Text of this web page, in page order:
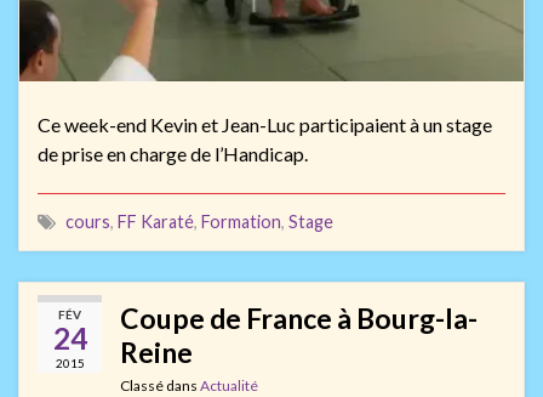
Ce week-end Kevin et Jean-Luc participaient à un stage
de prise en charge de l’Handicap.
cours, FF Karaté, Formation, Stage
FÉV
24
2015
Coupe de France à Bourg-la-
Reine
Classé dans Actualité